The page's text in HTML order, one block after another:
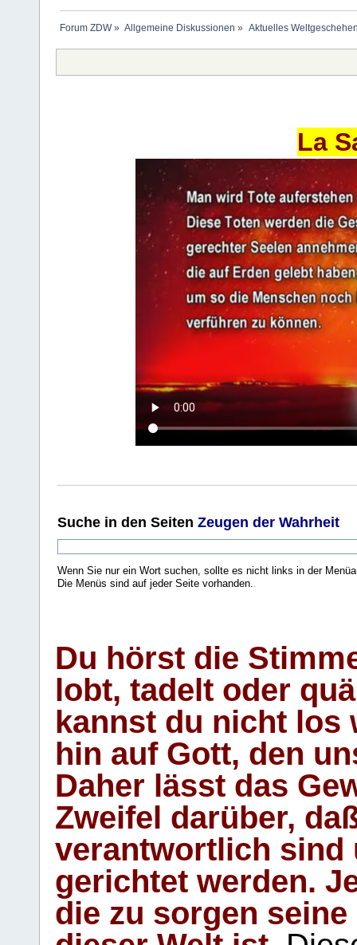
Forum ZDW» Allgemeine Diskussionen » Aktuelles
La
Suche in den Seiten Zeugen der Wahrheit
Wenn Sie nur ein Wort suchen, sollte es nicht links in der
Die Menüs sind auf jeder Seite vorhanden.
Du hörst die
lobt, tadelt oder
kannst du nicht los
hin auf Gott, den
Daher lässt das
Zweifel darüber,
verantwortlich sind
gerichtet werden.
die zu sorgen